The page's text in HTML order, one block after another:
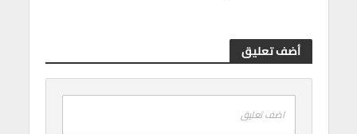
أضف تعليق
اضف تعليق